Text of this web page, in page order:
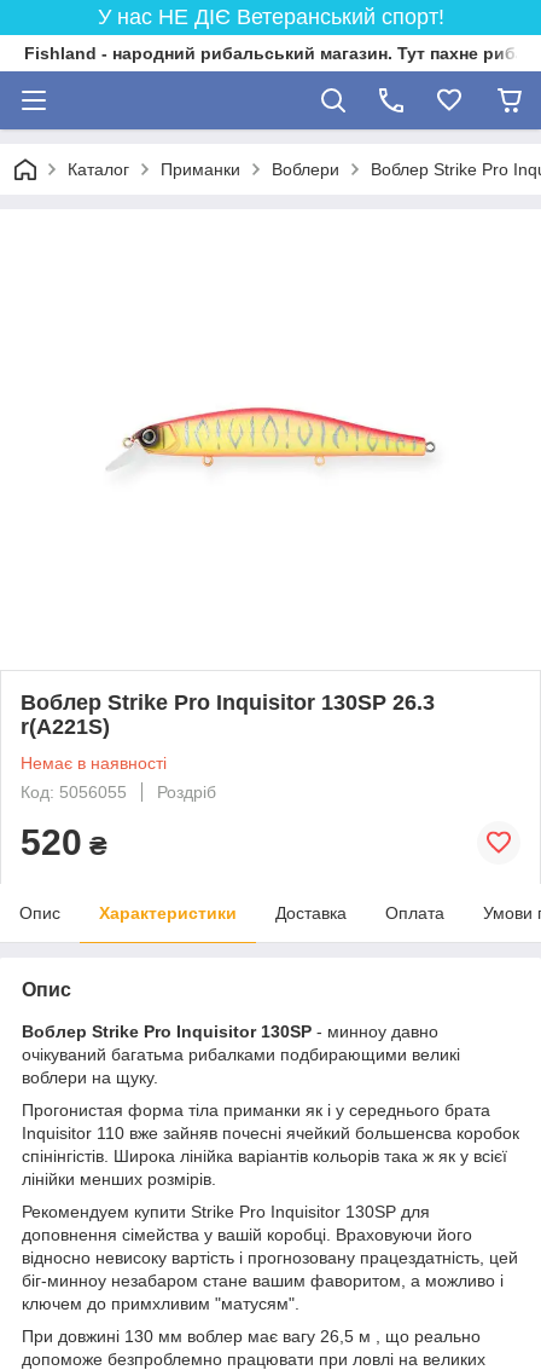
У нас НЕ ДІЄ Ветеранський спорт!
Fishland - народний рибальський магазин. Тут пахне
Каталог Приманки Воблери Воблер Strike Pro
Воблер Strike Pro Inquisitor 130SP 26.3
r(A221S)
Немає в наявності
Код: 5056055
Роздріб
520 ₴
Опис Характеристики Доставка Оплата Умови
Опис
Воблер Strike Pro Inquisitor 130SP - минноу давно
очікуваний багатьма рибалками подбирающими великі
воблери на щуку.
Прогонистая форма тіла приманки як і у середнього брата
Inquisitor 110 вже зайняв почесні ячейкий большенсва коробок
спінінгістів. Широка лінійка варіантів кольорів така ж як у всієї
лінійки менших розмірів.
Рекoмендуем купити Strike Pro Inquisitor 130SP для
доповнення сімейства у вашій коробці. Враховуючи його
відносно невисоку вартість і прогнозовану працездатність, цей
біг-минноу незабаром стане вашим фаворитом, а можливо і
ключем до примхливим "матусям".
При довжині 130 мм воблер має вагу 26,5 м , що реально
допоможе безпроблемно працювати при ловлі на великих